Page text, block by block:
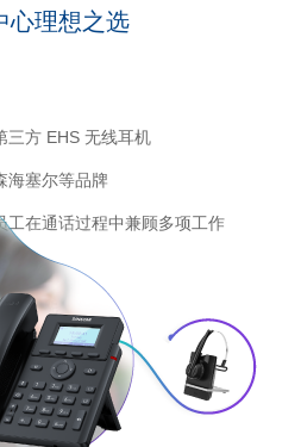
心理想之选
三方 EHS 无线耳机
海塞尔等品牌
工在通话过程中兼顾多项工作
想之选